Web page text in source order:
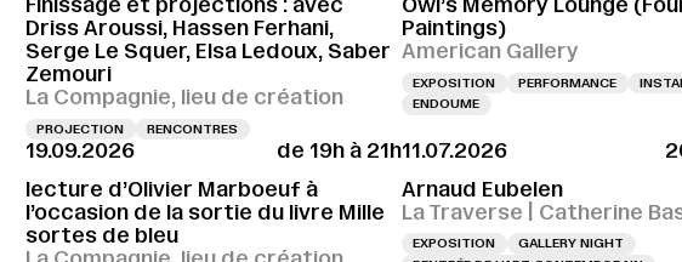
Finissage et projections : avec
Driss Aroussi, Hassen Ferhani,
Serge Le Squer, Elsa Ledoux, Saber
Zemouri
La Compagnie, lieu de création
PROJECTION RENCONTRES
Owl’s Memory Lounge
Paintings)
American Gallery
EXPOSITION PERFORMANCE
ENDOUME
19.09.2026
de 19h à 21h
lecture d’Olivier Marboeuf à
l’occasion de la sortie du livre Mille
sortes de bleu
11.07.2026
Arnaud Eubelen
La Traverse | Catherine
EXPOSITION
GALLERY NIGHT